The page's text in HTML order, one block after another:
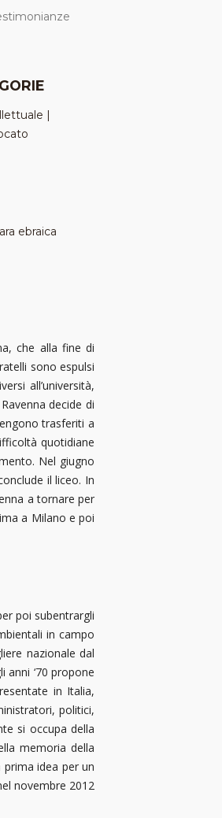
|
ebraica
che alla fine di
sono espulsi
all’università,
decide di
trasferiti a
quotidiane
Nel giugno
il liceo. In
a tornare per
a Milano e poi
poi subentrargli
in campo
nazionale dal
anni ‘70 propone
in Italia,
politici,
si occupa della
memoria della
idea per un
novembre 2012